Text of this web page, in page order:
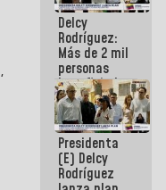
,
por la AN
Delcy
Rodríguez:
Más de 2 mil
personas
beneficiadas
con planes
para
atención de
emergencia
sísmica en
la última
Presidenta
(E) Delcy
Rodríguez